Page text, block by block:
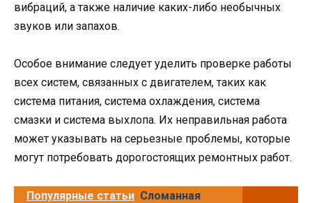
вибраций, а также наличие каких-либо необычных
звуков или запахов.
Особое внимание следует уделить проверке работы
всех систем, связанных с двигателем, таких как
система питания, система охлаждения, система
смазки и система выхлопа. Их неправильная работа
может указывать на серьезные проблемы, которые
могут потребовать дорогостоящих ремонтных работ.
Популярные статьи Сломанная